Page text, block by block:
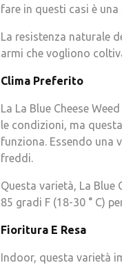
fare in questi casi è
La resistenza naturale
armi che vogliono
Clima Preferito
La La Blue Cheese
le condizioni, ma
funziona. Essendo una
freddi.
Questa varietà, La Blue
85 gradi F (18-30 ° C)
Fioritura E Resa
Indoor, questa varietà